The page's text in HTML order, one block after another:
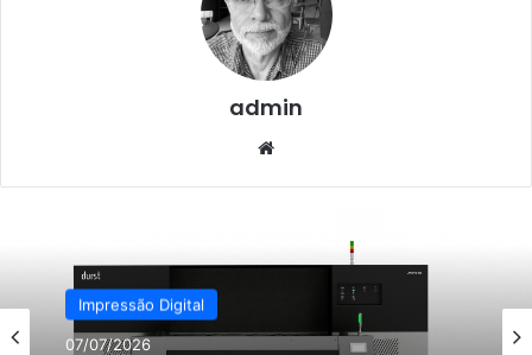
admin
Impressão Digital
07/07/2026